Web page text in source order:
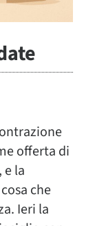
offerta di
la
che
Ieri la